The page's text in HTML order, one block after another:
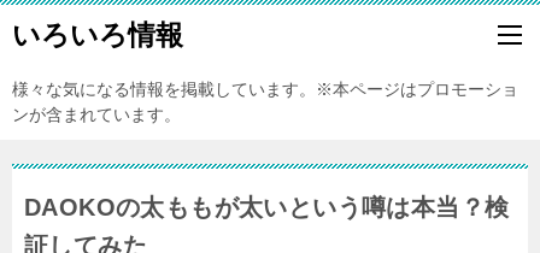
いろいろ情報
様々な気になる情報を掲載しています。※本ページはプロモーショ
ンが含まれています。
DAOKOの太ももが太いという噂は本当？検
証してみた